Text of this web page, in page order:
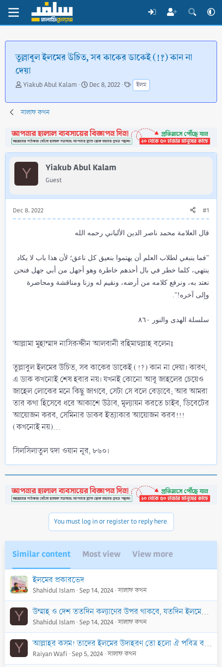
তুল্লাবুল ইলমের উচিত, সব কাকের ডাকেই (!?) কান না
দেয়া
T
r
e
d
s
r
e
Yiakub Abul Kalam
S
a
d
a
Dec 8, 2022
T
a
g
ইলম
সালাফ কথন
Y Yiakub Abul Kalam
Guest
Dec 8, 2022 #1
قال العلامة محمد ناصر الدين الألباني رحمه الله
"فما ينبغي لطلاب العلم أن يهتموا بنعيق كل ناعق؛ لأن هذا باب لا يكاد
ينتهي، كلما خطر في بال أحدهم خاطرة وهو أجهل من أبي جهل فنحن
نعتد به، ونرفع كلامه من أرضه، ونقيم له وزنا ومناقشة ومحاضرة
وإلى آخره!".
سلسلة الهدى والنور ٨٦٠
আল্লামা মুহাম্মাদ নাসিরুদ্দীন আলবানী রহিমাহুল্লাহ বলেনঃ
তুল্লাবুল ইলমের উচিত, সব কাকের ডাকেই (!?) কান না দেয়া। কারণ,
এ ডাক কখনোই শেষ হবার নয়। যখনই কোনো আবূ জাহলের চেয়েও
জাহেল লোকের মনে কিছু জাগবে, সেটা সে বলে বেড়াবে; আর আমরা
তার কথা হিসেবে ধরে আকাশে উঠাব, মূল্যায়ন করতে চাইব, ডিবেটের
আয়োজন করব, সেমিনার ডাকব ইত্যাকার আয়োজন করব!!!
(কখনোই নয়)...
সিলসিলাতুল হুদা ওয়ান নূর, ৮৬০।
You must log in or register to reply here.
Similar content Most view View more
ইলমের প্রকারভেদ
Shahidul Islam Sep 14, 2024 সালাফ কথন
Y উম্মাহ ও দেশ ততদিন কল্যাণের উপর থাকবে, যতদিন ইলমের ধারা অব্যাহত থাকবে
Shahidul Islam Sep 14, 2024 সালাফ কথন
Y আল্লাহর কসম! তাদের ইলমের উদাহরণ তো হলো ঐ পবিত্র বর্ষণের মতো, যা ভালো কিছু উৎপন্ন করে এবং ক্ষতিকর কিছুকে ভেঙ্গে দেয়
Raiyan Wafi Sep 5, 2024 সালাফ কথন